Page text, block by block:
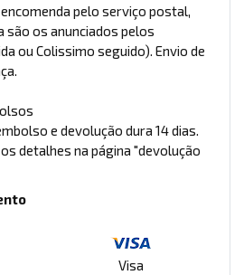
pelo serviço postal,
são os anunciados pelos
ou Colissimo seguido). Envio de
e devolução dura 14 dias.
detalhes na página "devolução
Visa